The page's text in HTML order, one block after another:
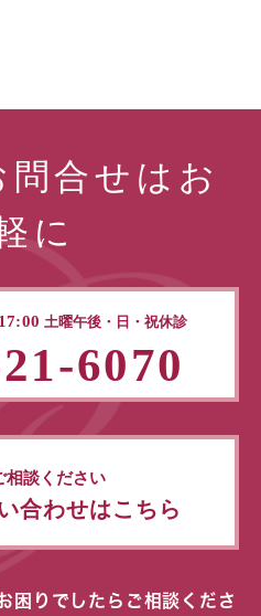
問合せはお
に
土曜午後・日・祝休診
6070
相談ください
合わせはこちら
困りでしたらご相談くださ